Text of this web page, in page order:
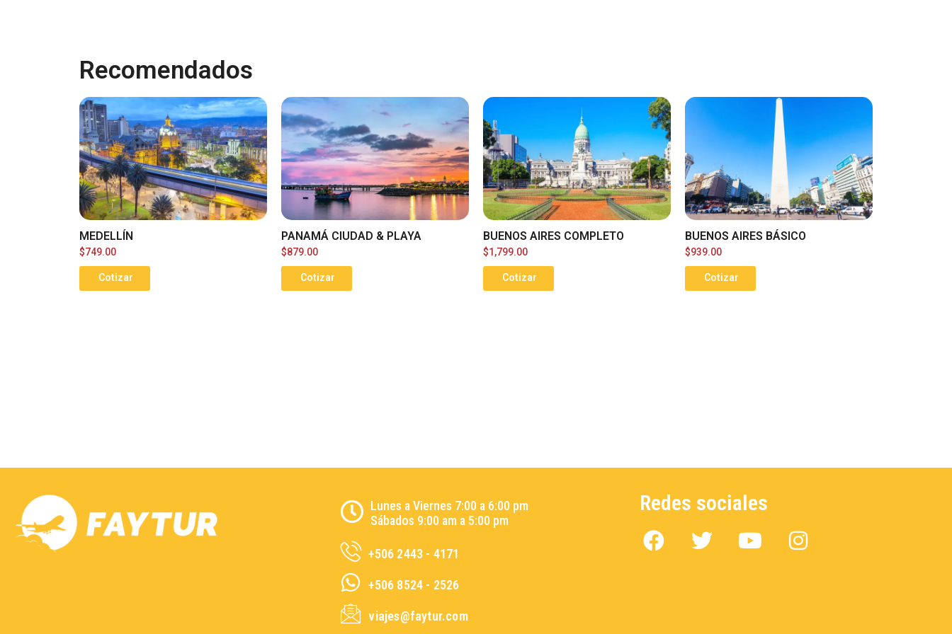
Recomendados
MEDELLÍN
$749.00
Cotizar
PANAMÁ CIUDAD & PLAYA
$879.00
Cotizar
BUENOS AIRES COMPLETO
$1,799.00
Cotizar
BUENOS AIRES BÁSICO
$939.00
Cotizar
Lunes a Viernes 7:00 a 6:00 pm
Sábados 9:00 am a 5:00 pm
+506 2443 - 4171
+506 8524 - 2526
viajes@faytur.com
Redes sociales